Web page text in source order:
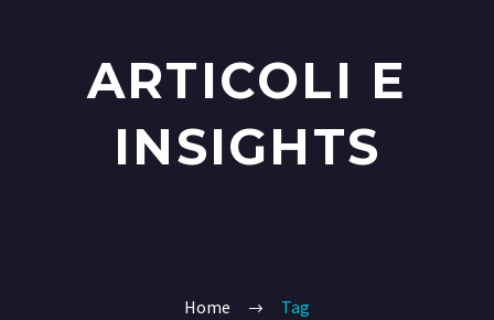
ARTICOLI E
INSIGHTS
Home Tag